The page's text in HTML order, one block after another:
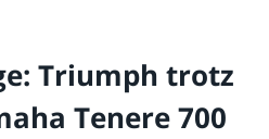
Triumph trotz
Tenere 700